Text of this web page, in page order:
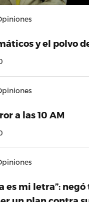
y el polvo
a las 10 AM
es mi letra”: